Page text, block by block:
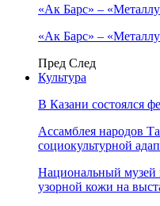
«Ак Барс» –
«Ак Барс» –
Пред След
Культура
В Казани состоялся
Ассамблея народов
социокультурной
Национальный музей
узорной кожи на